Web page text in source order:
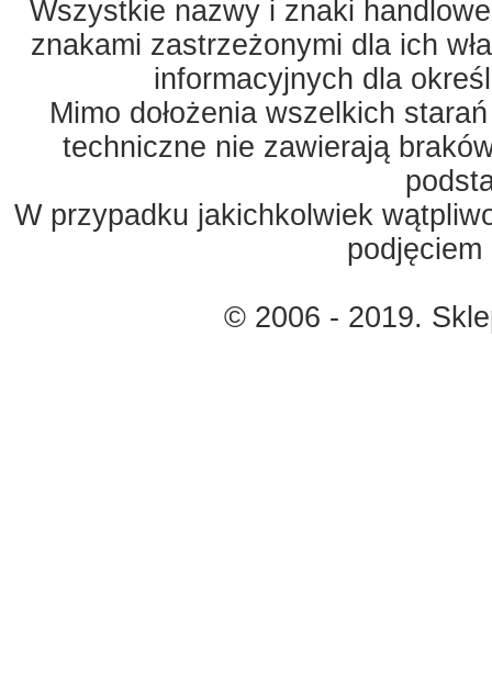
Wszystkie nazwy i znaki
znakami zastrzeżonymi dla ich
informacyjnych dla
Mimo dołożenia wszelkich
techniczne nie zawierają
W przypadku jakichkolwiek
© 2006 - 2019.